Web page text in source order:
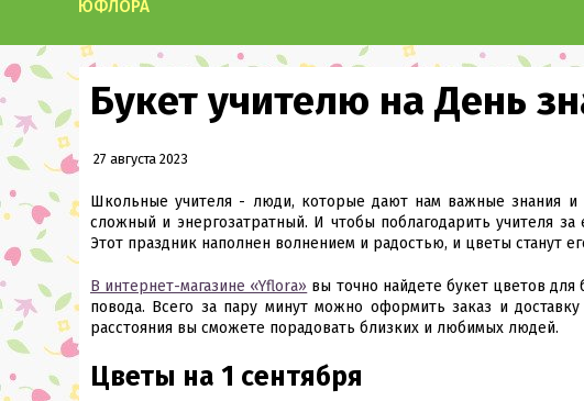
ЮФЛОРА
Букет учителю на День
27 августа 2023
Школьные учителя - люди, которые дают нам важные знания и
сложный и энергозатратный. И чтобы поблагодарить учителя
Этот праздник наполнен волнением и радостью, и цветы станут
В интернет-магазине «Yflora» вы точно найдете букет цветов
повода. Всего за пару минут можно оформить заказ и
расстояния вы сможете порадовать близких и любимых людей.
Цветы на 1 сентября